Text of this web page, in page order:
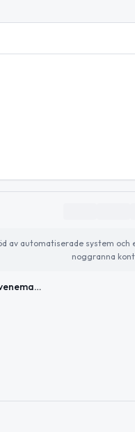
av automatiserade system
noggranna
Dagens väder och evenemang i Ängelholm